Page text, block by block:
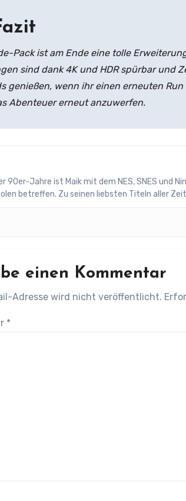
Pack ist am Ende eine tolle
sind dank 4K und HDR spürbar und
genießen, wenn ihr einen erneuten
Abenteuer erneut anzuwerfen.
90er-Jahre ist Maik mit dem NES, SNES und
betreffen. Zu seinen liebsten Titeln aller
einen Kommentar
Adresse wird nicht veröffentlicht.
*